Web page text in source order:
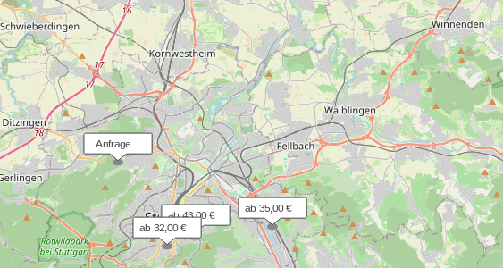
  Anfrage
ab 35,00 €
ab 43,00 €
ab 32,00 €